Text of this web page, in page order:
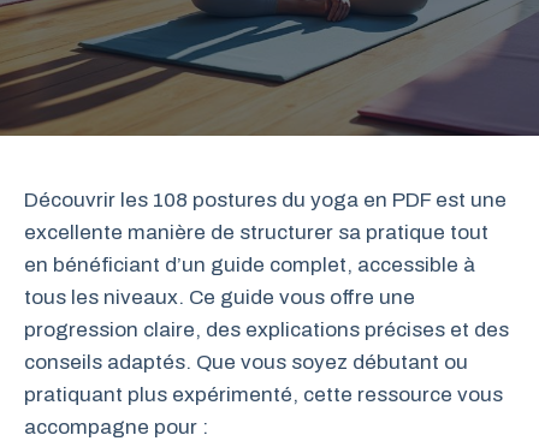
Découvrir les 108 postures du yoga en PDF est une
excellente manière de structurer sa pratique tout
en bénéficiant d’un guide complet, accessible à
tous les niveaux. Ce guide vous offre une
progression claire, des explications précises et des
conseils adaptés. Que vous soyez débutant ou
pratiquant plus expérimenté, cette ressource vous
accompagne pour :